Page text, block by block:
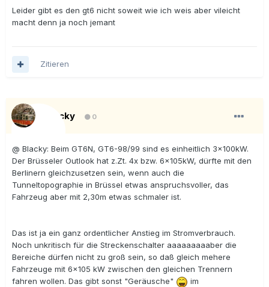
Leider gibt es den gt6 nicht soweit wie ich weis aber vileicht
macht denn ja noch jemant
Zitieren
Blacky 0
@ Blacky: Beim GT6N, GT6-98/99 sind es einheitlich 3x100kW.
Der Brüsseler Outlook hat z.Zt. 4x bzw. 6x105kW, dürfte mit den
Berlinern gleichzusetzen sein, wenn auch die
Tunneltopographie in Brüssel etwas anspruchsvoller, das
Fahrzeug aber mit 2,30m etwas schmaler ist.
Das ist ja ein ganz ordentlicher Anstieg im Stromverbrauch.
Noch unkritisch für die Streckenschalter aaaaaaaaaber die
Bereiche dürfen nicht zu groß sein, so daß gleich mehere
Fahrzeuge mit 6x105 kW zwischen den gleichen Trennern
fahren wollen. Das gibt sonst "Geräusche"
im